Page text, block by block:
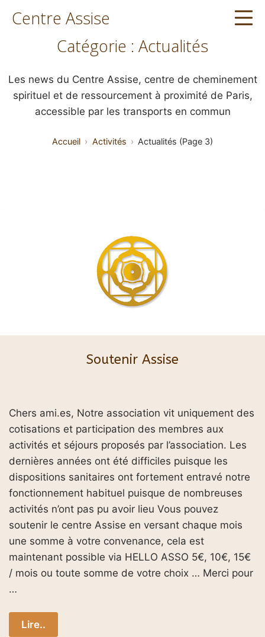
Centre Assise
Catégorie : Actualités
Les news du Centre Assise, centre de cheminement
spirituel et de ressourcement à proximité de Paris,
accessible par les transports en commun
Accueil Activités Actualités (Page 3)
Soutenir Assise
Chers ami.es, Notre association vit uniquement des
cotisations et participation des membres aux
activités et séjours proposés par l’association. Les
dernières années ont été difficiles puisque les
dispositions sanitaires ont fortement entravé notre
fonctionnement habituel puisque de nombreuses
activités n’ont pas pu avoir lieu Vous pouvez
soutenir le centre Assise en versant chaque mois
une somme à votre convenance, cela est
maintenant possible via HELLO ASSO 5€, 10€, 15€
/ mois ou toute somme de votre choix … Merci pour
…
Lire..